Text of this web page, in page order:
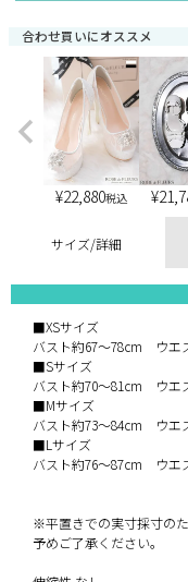
合わせ買いにオススメ
¥22,880税込 ¥
サイズ/詳細
■XSサイズ
バスト約67～78cm ウエ
■Sサイズ
バスト約70～81cm ウエ
■Mサイズ
バスト約73～84cm ウエ
■Lサイズ
バスト約76～87cm ウエ
※平置きでの実寸採寸の
予めご了承ください。